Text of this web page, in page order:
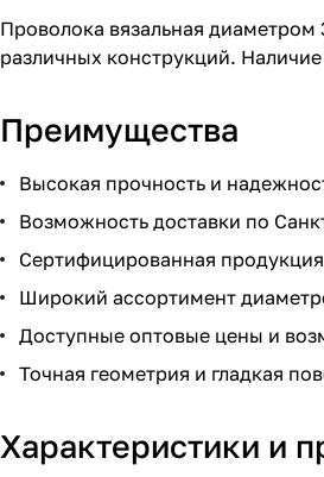
Проволока вязальная
различных конструкций.
Преимущества
Высокая прочность и
Возможность доставки по
Сертифицированная
Широкий ассортимент
Доступные оптовые цены и
Точная геометрия и гладкая
Характеристики и